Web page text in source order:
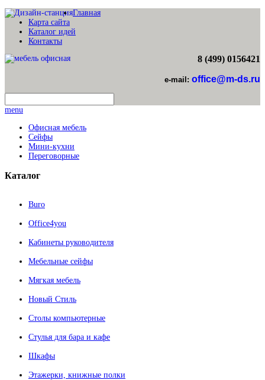
Главная
Карта сайта
Каталог идей
Контакты
8 (499) 0156421
e-mail: office@m-ds.ru
menu
Офисная мебель
Сейфы
Мини-кухни
Переговорные
Каталог
Buro
Office4you
Кабинеты руководителя
Мебельные сейфы
Мягкая мебель
Новый Стиль
Столы компьютерные
Стулья для бара и кафе
Шкафы
Этажерки, книжные полки